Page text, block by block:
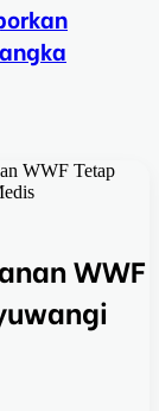
WWF Tetap
WWF